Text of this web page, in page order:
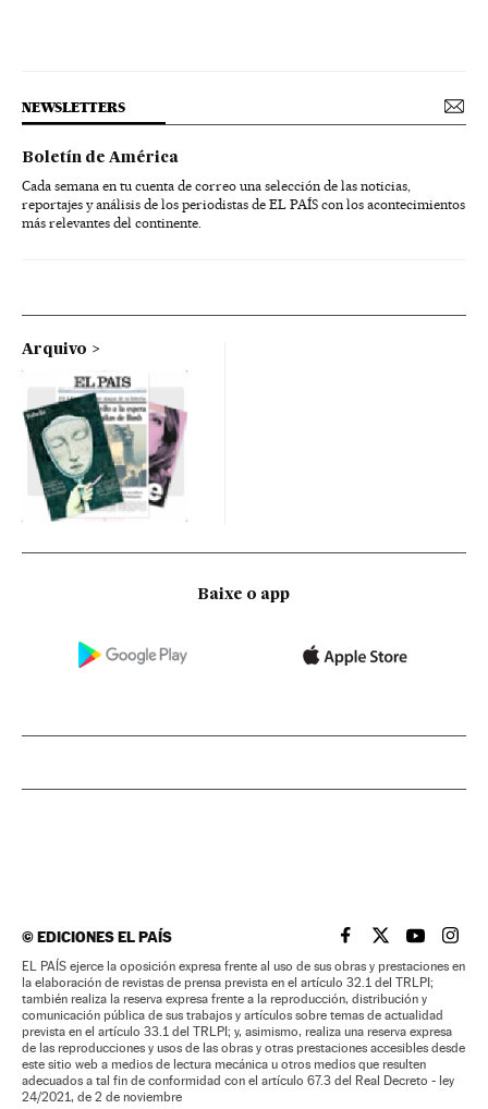
NEWSLETTERS
Boletín de América
Cada semana en tu cuenta de correo una selección de las noticias,
reportajes y análisis de los periodistas de EL PAÍS con los acontecimientos
más relevantes del continente.
Arquivo
Baixe o app
©EDICIONES EL PAÍS EL PAÍS BRASIL EN
EL PAÍSEL PAÍS
EL
EL PAÍS ejerce la oposición expresa frente al uso de sus obras y prestaciones en
la elaboración de revistas de prensa prevista en el artículo 32.1 del TRLPI;
también realiza la reserva expresa frente a la reproducción, distribución y
comunicación pública de sus trabajos y artículos sobre temas de actualidad
prevista en el artículo 33.1 del TRLPI; y, asimismo, realiza una reserva expresa
de las reproducciones y usos de las obras y otras prestaciones accesibles desde
este sitio web a medios de lectura mecánica u otros medios que resulten
adecuados a tal fin de conformidad con el artículo 67.3 del Real Decreto - ley
24/2021, de 2 de noviembre